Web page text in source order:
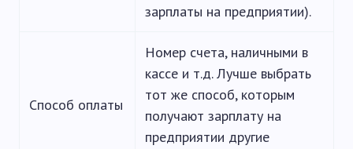
зарплаты на предприятии).
Способ оплаты
Номер счета, наличными в
кассе и т.д. Лучше выбрать
тот же способ, которым
получают зарплату на
предприятии другие